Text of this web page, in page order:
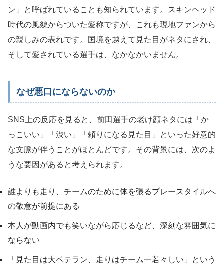
ン」と呼ばれていることも知られています。スキンヘッド
時代の風貌からついた愛称ですが、これも現地ファンから
の親しみの表れです。国境を越えて見た目がネタにされ、
そして愛されている選手は、なかなかいません。
なぜ悪口にならないのか
SNS上の反応を見ると、前田選手の老け顔ネタには「か
っこいい」「渋い」「頼りになる見た目」といった好意的
な文脈が伴うことがほとんどです。その背景には、次のよ
うな要因があると考えられます。
誰よりも走り、チームのために体を張るプレースタイルへ
の敬意が前提にある
本人が動画内でも笑いながら応じるなど、深刻な雰囲気に
ならない
「見た目は大ベテラン、走りはチーム一若々しい」という